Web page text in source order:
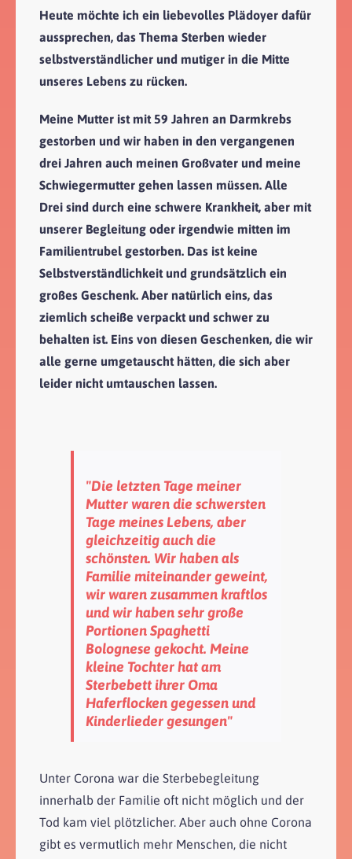
Heute möchte ich ein liebevolles Plädoyer dafür
aussprechen, das Thema Sterben wieder
selbstverständlicher und mutiger in die Mitte
unseres Lebens zu rücken.
Meine Mutter ist mit 59 Jahren an Darmkrebs
gestorben und wir haben in den vergangenen
drei Jahren auch meinen Großvater und meine
Schwiegermutter gehen lassen müssen. Alle
Drei sind durch eine schwere Krankheit, aber mit
unserer Begleitung oder irgendwie mitten im
Familientrubel gestorben. Das ist keine
Selbstverständlichkeit und grundsätzlich ein
großes Geschenk. Aber natürlich eins, das
ziemlich scheiße verpackt und schwer zu
behalten ist. Eins von diesen Geschenken, die wir
alle gerne umgetauscht hätten, die sich aber
leider nicht umtauschen lassen.
"Die letzten Tage meiner
Mutter waren die schwersten
Tage meines Lebens, aber
gleichzeitig auch die
schönsten. Wir haben als
Familie miteinander geweint,
wir waren zusammen kraftlos
und wir haben sehr große
Portionen Spaghetti
Bolognese gekocht. Meine
kleine Tochter hat am
Sterbebett ihrer Oma
Haferflocken gegessen und
Kinderlieder gesungen"
Unter Corona war die Sterbebegleitung
innerhalb der Familie oft nicht möglich und der
Tod kam viel plötzlicher. Aber auch ohne Corona
gibt es vermutlich mehr Menschen, die nicht